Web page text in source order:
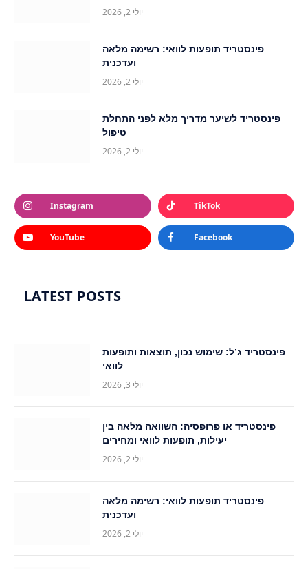
יולי 2, 2026
פינסטריד תופעות לוואי: רשימה מלאה
ועדכנית
יולי 2, 2026
פינסטריד לשיער מדריך מלא לפני התחלת
טיפול
יולי 2, 2026
Instagram TikTok
YouTube Facebook
LATEST POSTS
פינסטריד ג’ל: שימוש נכון, תוצאות ותופעות
לוואי
יולי 3, 2026
פינסטריד או פרופסיה: השוואה מלאה בין
יעילות, תופעות לוואי ומחירים
יולי 2, 2026
פינסטריד תופעות לוואי: רשימה מלאה
ועדכנית
יולי 2, 2026